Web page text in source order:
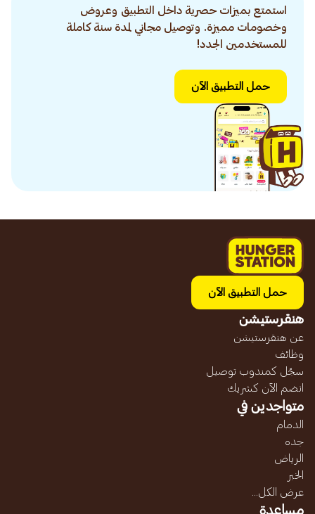
استمتع بميزات حصرية داخل التطبيق وعروض
وخصومات مميزة. وتوصيل مجاني لمدة سنة كاملة
للمستخدمين الجدد!
حمل التطبيق الآن
حمل التطبيق الآن
هنقرستيشن
عن هنقرستيشن
وظائف
سجّل كمندوب توصيل
انضم الآن كشريك
متواجدين في
الدمام
جده
الرياض
الخبر
عرض الكل...
مساعدة